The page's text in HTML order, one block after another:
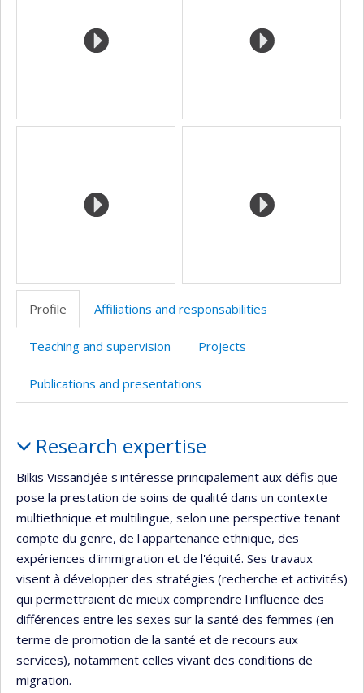
Profile Affiliations and responsabilities
Teaching and supervision Projects
Publications and presentations
Research expertise
Bilkis Vissandjée s'intéresse principalement aux défis que
pose la prestation de soins de qualité dans un contexte
multiethnique et multilingue, selon une perspective tenant
compte du genre, de l'appartenance ethnique, des
expériences d'immigration et de l'équité. Ses travaux
visent à développer des stratégies (recherche et activités)
qui permettraient de mieux comprendre l'influence des
différences entre les sexes sur la santé des femmes (en
terme de promotion de la santé et de recours aux
services), notamment celles vivant des conditions de
migration.